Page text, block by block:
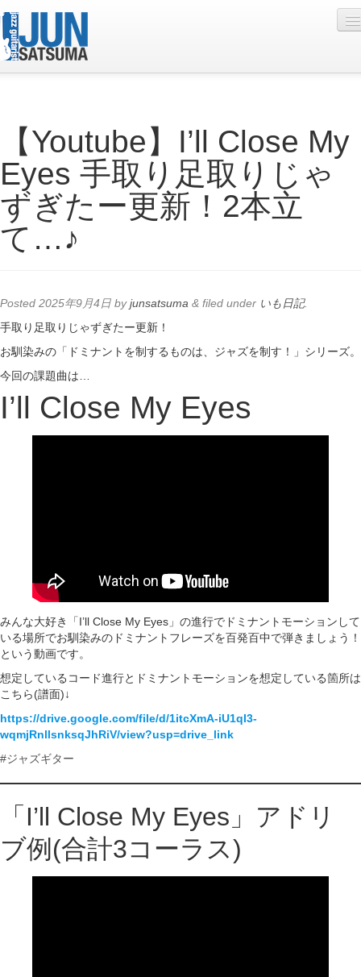
Live Schedule
Discography
Diary
Photo
Online Lesson
【Youtube】I’ll Close My
Eyes 手取り足取りじゃ
ずぎたー更新！2本立
て…♪
Posted 2025年9月4日 byjunsatsuma & filed under いも日記.
手取り足取りじゃずぎたー更新！
お馴染みの「ドミナントを制するものは、ジャズを制す！」シリーズ。
今回の課題曲は…
I’ll Close My Eyes
みんな大好き「I’ll Close My Eyes」の進行でドミナントモーションして
いる場所でお馴染みのドミナントフレーズを百発百中で弾きましょう！
という動画です。
想定しているコード進行とドミナントモーションを想定している箇所は
こちら(譜面)↓
https://drive.google.com/file/d/1itcXmA-iU1qI3-
wqmjRnllsnksqJhRiV/view?usp=drive_link
#ジャズギター
「I’ll Close My Eyes」アドリ
ブ例(合計3コーラス)